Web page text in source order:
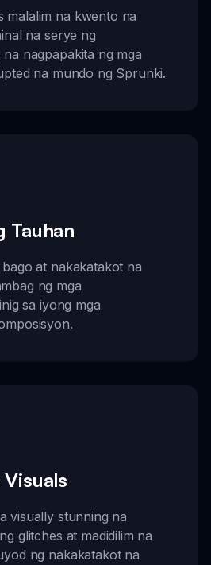
malalim na kwento na
na serye ng
nagpapakita ng mga
na mundo ng Sprunki.
Tauhan
at nakakatakot na
ng mga
sa iyong mga
visually stunning na
glitches at madidilim na
ng nakakatakot na